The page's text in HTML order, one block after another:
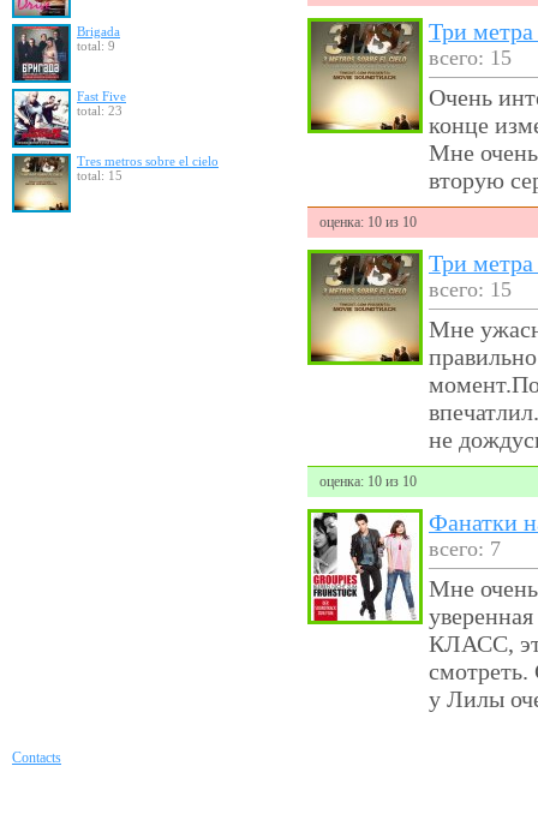
Brigada
total: 9
Fast Five
total: 23
Tres metros sobre el cielo
total: 15
Три
всего: 15
Очень
конце
Мне
вторую
оценка: 10 из 10
Три
всего: 15
Мне
не
оценка: 10 из 10
Фанатки
всего: 7
Мне
КЛАСС,
у Лилы
Contacts